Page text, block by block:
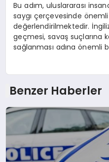
Bu adım, uluslararası
saygı çerçevesinde
değerlendirilmektedir.
geçmesi, savaş suçlarına
sağlanması adına önemli
Benzer Haberler